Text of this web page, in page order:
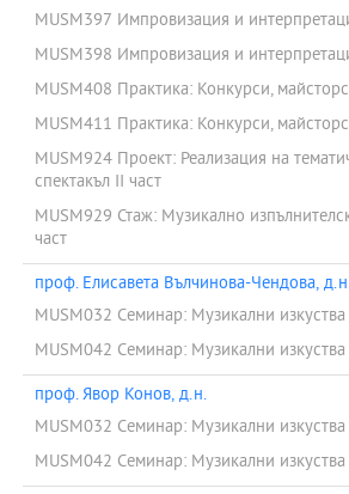
MUSM397 Импровизация и
MUSM398 Импровизация и
MUSM408 Практика: Конкурси,
MUSM411 Практика: Конкурси,
MUSM924 Проект: Реализация на
спектакъл II част
MUSM929 Стаж: Музикално
част
проф. Елисавета Вълчинова-Чендова,
MUSM032 Семинар: Музикални изкуства
MUSM042 Семинар: Музикални изкуства
проф. Явор Конов, д.н.
MUSM032 Семинар: Музикални изкуства
MUSM042 Семинар: Музикални изкуства